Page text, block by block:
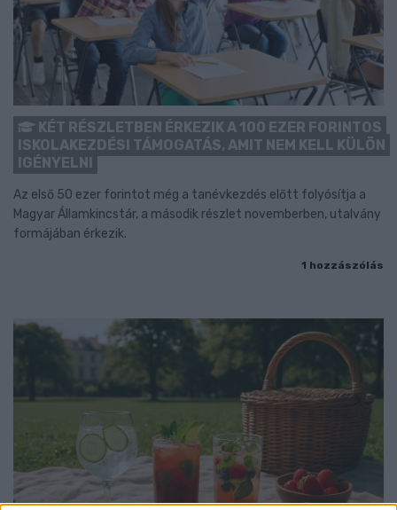
KÉT RÉSZLETBEN ÉRKEZIK A 100 EZER FORINTOS
ISKOLAKEZDÉSI TÁMOGATÁS, AMIT NEM KELL KÜLÖN
IGÉNYELNI
Az első 50 ezer forintot még a tanévkezdés előtt folyósítja a
Magyar Államkincstár, a második részlet novemberben, utalvány
formájában érkezik.
1 hozzászólás